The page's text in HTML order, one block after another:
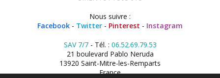
Nous suivre :
Facebook - Twitter - Pinterest - Instagram
SAV 7/7- Tél. : 06.52.69.79.53
21 boulevard Pablo Neruda
13920 Saint-Mitre-les-Remparts
France